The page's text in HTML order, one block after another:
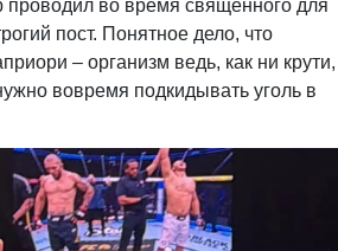
проводил во время священного для
пост. Понятное дело, что
– организм ведь, как ни крути,
вовремя подкидывать уголь в